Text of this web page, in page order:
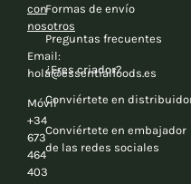
con
nosotros
Email:
hola@essentialfoods.es
Móvil
+34
673
464
403
Formas de envío
Preguntas frecuentes
¿Eres criador?
Conviértete en
Conviértete en embajador
de las redes sociales